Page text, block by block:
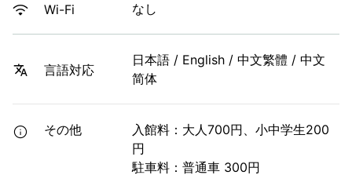
Wi-Fi なし
言語対応
日本語 / English / 中文繁體 / 中文
简体
その他
入館料：大人700円、小中学生200
円
駐車料：普通車 300円